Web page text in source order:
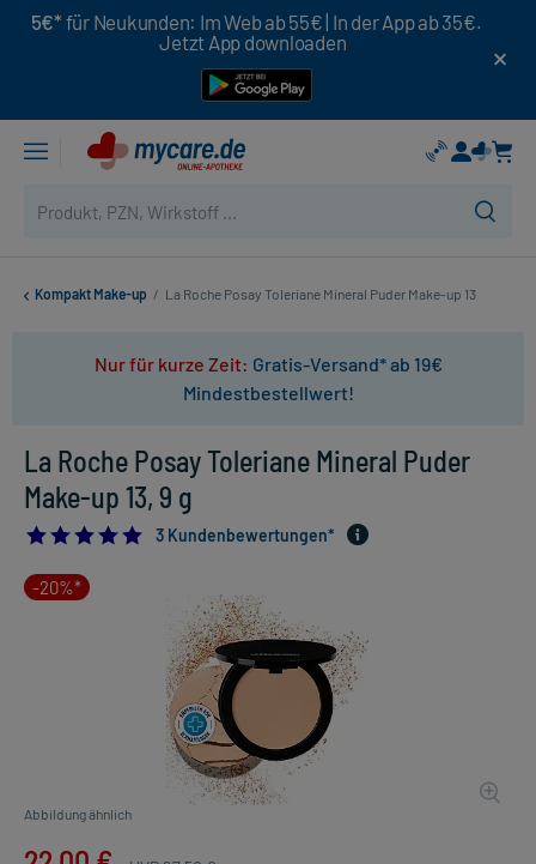
5€* für Neukunden: Im Web ab 55€ | In der App ab 35€.
Jetzt App downloaden
Kompakt Make-up / La Roche Posay Toleriane Mineral Puder Make-up 13
Nur für kurze Zeit: Gratis-Versand* ab 19€
Mindestbestellwert!
La Roche Posay Toleriane Mineral Puder
Make-up 13, 9 g
5.0
3 Kundenbewertungen*
-20%*
Abbildung ähnlich